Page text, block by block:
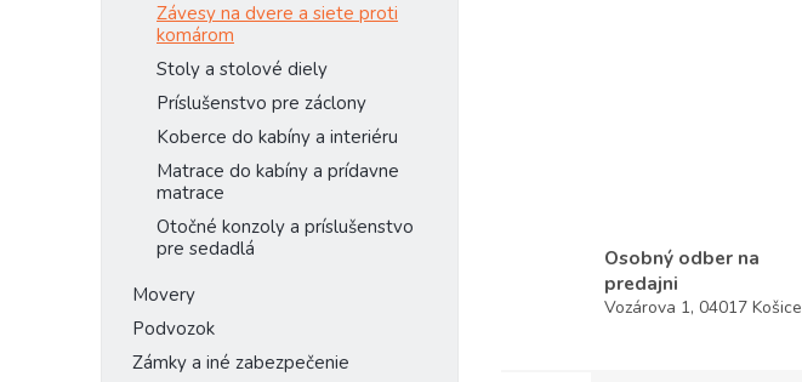
Závesy na dvere a siete proti
komárom
Stoly a stolové diely
Príslušenstvo pre záclony
Koberce do kabíny a interiéru
Matrace do kabíny a prídavne
matrace
Otočné konzoly a príslušenstvo
pre sedadlá
Movery
Podvozok
Zámky a iné zabezpečenie
Osobný odber na
predajni
Vozárova 1, 04017 Košice